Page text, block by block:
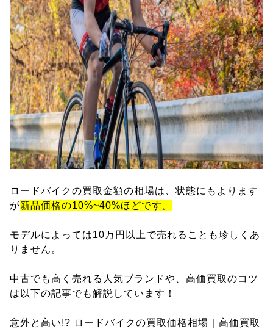
ロードバイクの買取金額の相場は、状態にもよります
が新品価格の10%~40%ほどです。
モデルによっては10万円以上で売れることも珍しくあ
りません。
中古でも高く売れる人気ブランドや、高価買取のコツ
は以下の記事でも解説しています！
意外と高い!? ロードバイクの買取価格相場｜高価買取